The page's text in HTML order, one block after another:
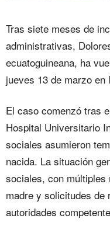
Tras siete meses de
administrativas,
ecuatoguineana, ha
jueves 13 de marzo en
El caso comenzó tras
Hospital Universitario
sociales asumieron
nacida. La situación
sociales, con
madre y solicitudes de
autoridades